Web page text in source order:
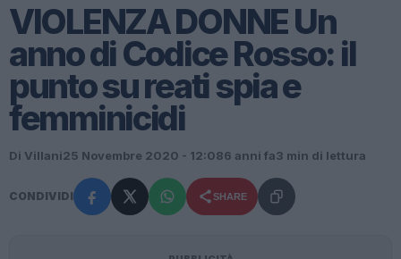
VIOLENZA DONNE Un
anno di Codice Rosso: il
punto su reati spia e
femminicidi
Di Villani25 Novembre 2020 - 12:086 anni fa3 min di lettura
CONDIVIDI SHARE